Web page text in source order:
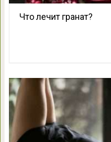
Что лечит гранат?